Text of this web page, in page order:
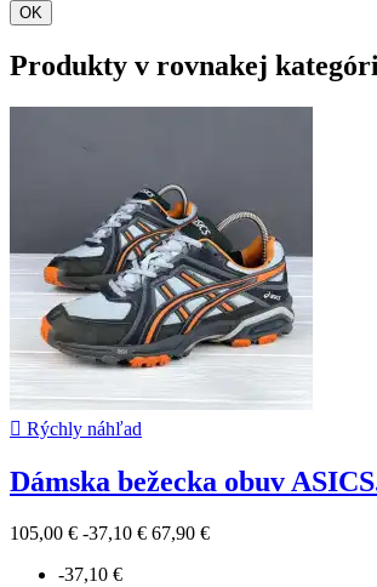
OK
Produkty v rovnakej
 Rýchly náhľad
Dámska bežecka obuv
105,00 € -37,10 € 67,90 €
-37,10 €